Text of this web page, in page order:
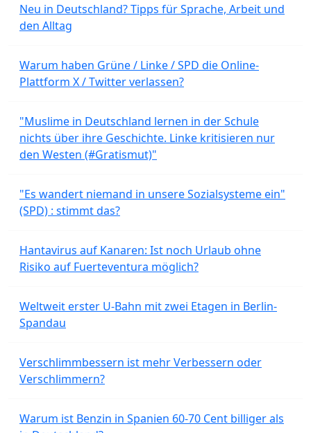
Neu in Deutschland? Tipps für Sprache, Arbeit und
den Alltag
Warum haben Grüne / Linke / SPD die Online-
Plattform X / Twitter verlassen?
"Muslime in Deutschland lernen in der Schule
nichts über ihre Geschichte. Linke kritisieren nur
den Westen (#Gratismut)"
"Es wandert niemand in unsere Sozialsysteme ein"
(SPD) : stimmt das?
Hantavirus auf Kanaren: Ist noch Urlaub ohne
Risiko auf Fuerteventura möglich?
Weltweit erster U-Bahn mit zwei Etagen in Berlin-
Spandau
Verschlimmbessern ist mehr Verbessern oder
Verschlimmern?
Warum ist Benzin in Spanien 60-70 Cent billiger als